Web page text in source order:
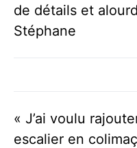
de détails et
Stéphane
« J’ai voulu
escalier en